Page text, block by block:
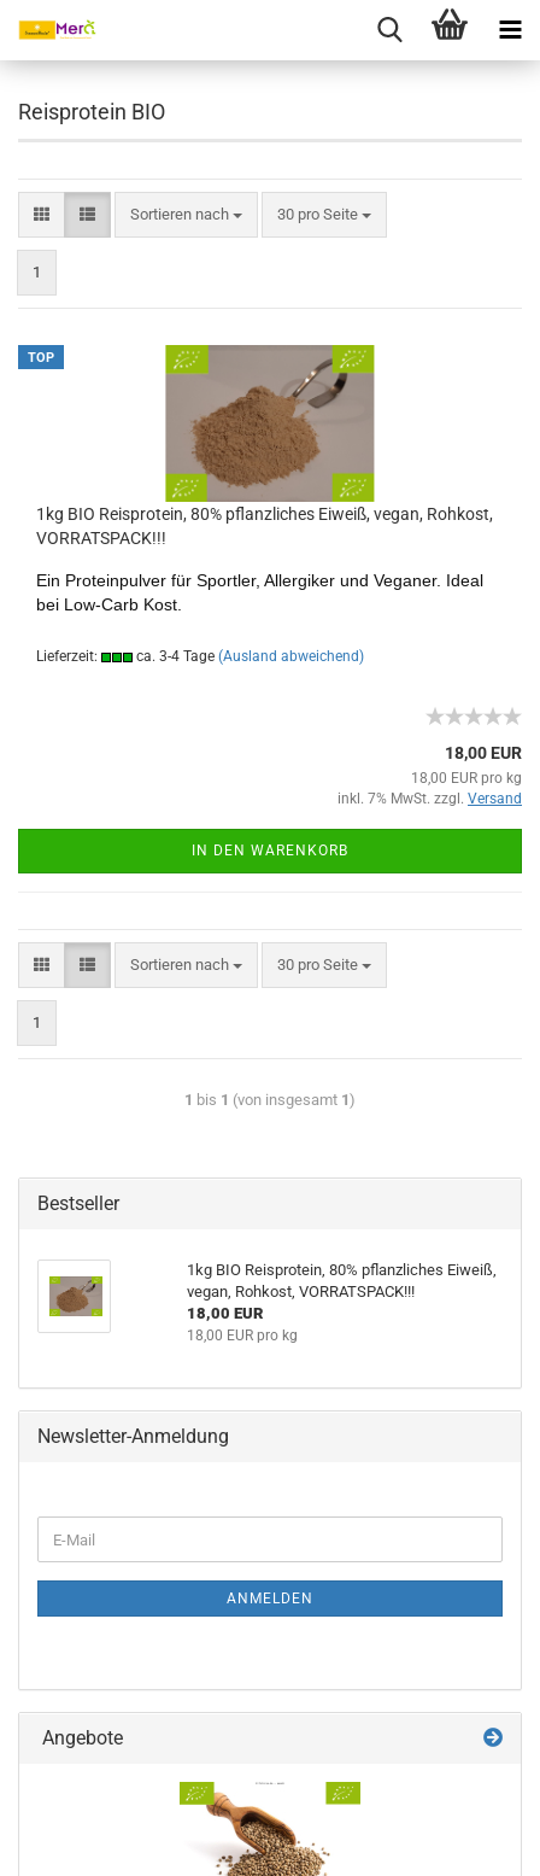
Reisprotein BIO
Sortieren nach 30 pro Seite
1
TOP
1kg BIO Reisprotein, 80% pflanzliches Eiweiß, vegan, Rohkost,
VORRATSPACK!!!
Ein Proteinpulver für Sportler, Allergiker und Veganer. Ideal
bei Low-Carb Kost.
Lieferzeit: ca. 3-4 Tage (Ausland abweichend)
18,00 EUR
18,00 EUR pro kg
inkl. 7% MwSt. zzgl. Versand
IN DEN WARENKORB
Sortieren nach 30 pro Seite
1
1 bis 1 (von insgesamt 1)
Bestseller
1kg BIO Reisprotein, 80% pflanzliches Eiweiß,
vegan, Rohkost, VORRATSPACK!!!
18,00 EUR
18,00 EUR pro kg
Newsletter-Anmeldung
ANMELDEN
Angebote